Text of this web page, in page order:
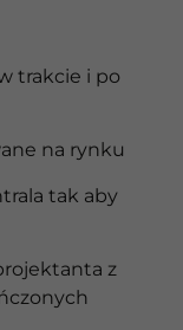
trakcie i po
na rynku
tak aby
z